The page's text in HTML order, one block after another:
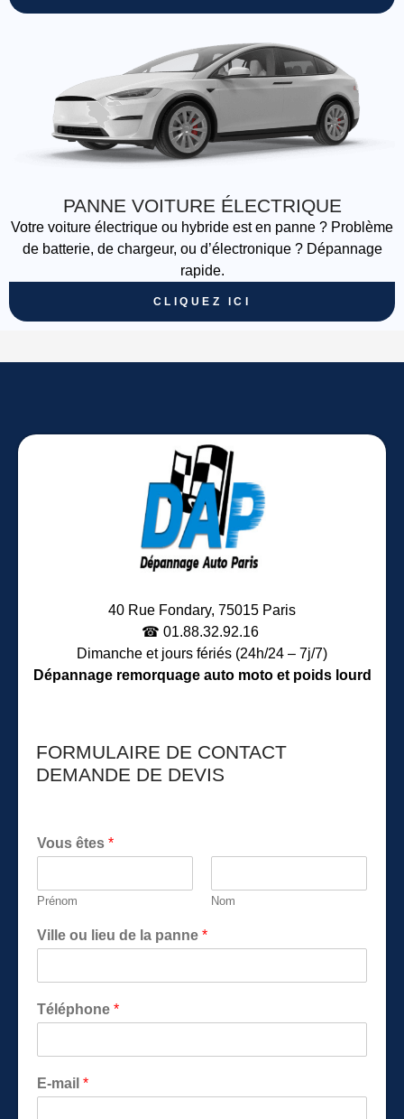
PANNE VOITURE ÉLECTRIQUE
Votre voiture électrique ou hybride est en panne ? Problème
de batterie, de chargeur, ou d’électronique ? Dépannage
rapide.
CLIQUEZ ICI
40 Rue Fondary, 75015 Paris
☎︎ 01.88.32.92.16
Dimanche et jours fériés (24h/24 – 7j/7)
Dépannage remorquage auto moto et poids lourd
FORMULAIRE DE CONTACT
DEMANDE DE DEVIS
Vous êtes *
Prénom Nom
Ville ou lieu de la panne *
Téléphone *
E-mail *